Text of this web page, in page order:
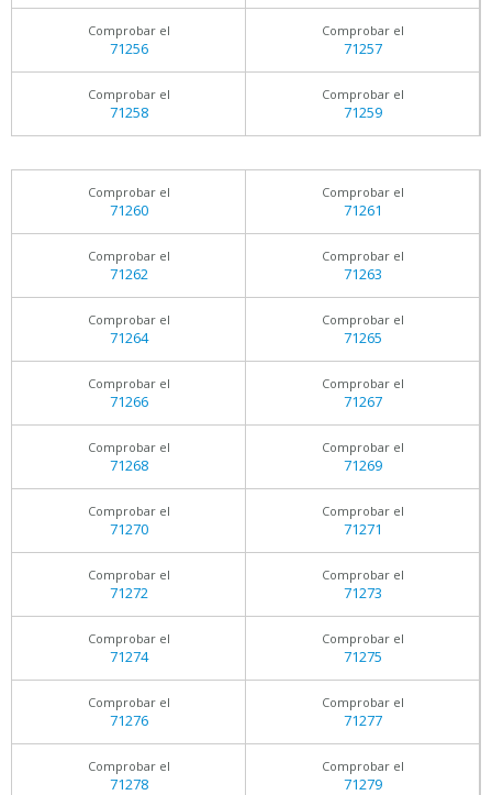
Comprobar el
71256
Comprobar el
71257
Comprobar el
71258
Comprobar el
71259
Comprobar el
71260
Comprobar el
71261
Comprobar el
71262
Comprobar el
71263
Comprobar el
71264
Comprobar el
71265
Comprobar el
71266
Comprobar el
71267
Comprobar el
71268
Comprobar el
71269
Comprobar el
71270
Comprobar el
71271
Comprobar el
71272
Comprobar el
71273
Comprobar el
71274
Comprobar el
71275
Comprobar el
71276
Comprobar el
71277
Comprobar el
71278
Comprobar el
71279